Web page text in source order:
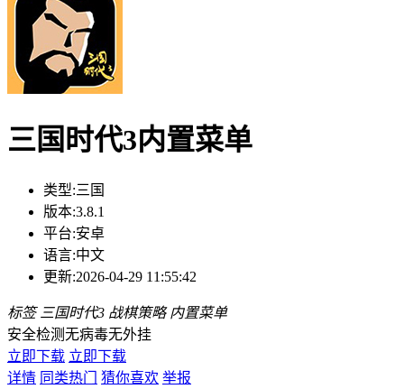
三国时代3内置菜单
类型:三国
版本:3.8.1
平台:安卓
语言:中文
更新:2026-04-29 11:55:42
标签 三国时代3 战棋策略 内置菜单
安全检测无病毒无外挂
立即下载 立即下载
详情 同类热门 猜你喜欢 举报